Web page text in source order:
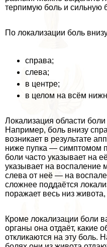
терпимую боль и сильную
По локализации боль
справа;
слева;
в центре;
в целом на всём
Локализация области
Например, боль внизу
возникает в результате
ниже пупка — симптомом
боли часто указывает на
указывает на воспаление
слева от неё — на
сложнее поддаётся
поражает весь низ
Кроме локализации боли
органы она отдаёт, какие
откликаются на эту боль.